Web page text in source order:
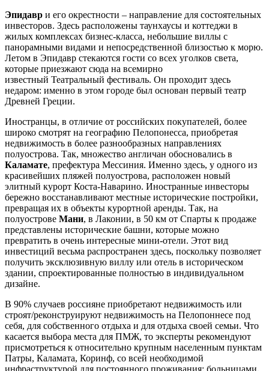
Эпидавр и его окрестности – направление для состоятельных
инвесторов. Здесь расположены таунхаусы и коттеджи в
жилых комплексах бизнес-класса, небольшие виллы с
панорамными видами и непосредственной близостью к морю.
Летом в Эпидавр стекаются гости со всех уголков света,
которые приезжают сюда на всемирно
известный Театральный фестиваль. Он проходит здесь
недаром: именно в этом городе был основан первый театр
Древней Греции.
Иностранцы, в отличие от российских покупателей, более
широко смотрят на географию Пелопонесса, приобретая
недвижимость в более разнообразных направлениях
полуострова. Так, множество англичан обосновались в
Каламате, префектура Мессиния. Именно здесь, у одного из
красивейших пляжей полуострова, расположен новый
элитный курорт Коста-Наварино. Иностранные инвесторы
бережно восстанавливают местные исторические постройки,
превращая их в объекты курортной аренды. Так, на
полуострове Мани, в Лаконии, в 50 км от Спарты к продаже
представлены исторические башни, которые можно
превратить в очень интересные мини-отели. Этот вид
инвестиций весьма распространен здесь, поскольку позволяет
получить эксклюзивную виллу или отель в историческом
здании, спроектированные полностью в индивидуальном
дизайне.
В 90% случаев россияне приобретают недвижимость или
строят/реконструируют недвижимость на Пелопоннесе под
себя, для собственного отдыха и для отдыха своей семьи. Что
касается выбора места для ПМЖ, то эксперты рекомендуют
присмотреться к относительно крупным населенным пунктам
Патры, Каламата, Коринф, со всей необходимой
инфраструктурой для постоянного проживания: больницами,